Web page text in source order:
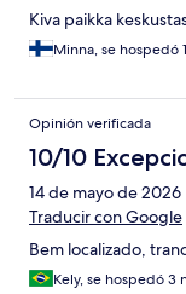
Kiva paikka
Minna, se hospedó
Opinión verificada
10/10
14 de mayo de 2026
Traducir con Google
Bem localizado,
Kely, se hospedó 3